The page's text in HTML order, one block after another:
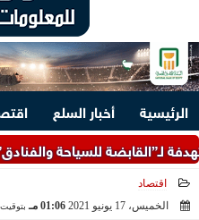
الرئيسية أخبار السلع
اقتصاد
الخميس، 17 يونيو 2021
01:06 مـ